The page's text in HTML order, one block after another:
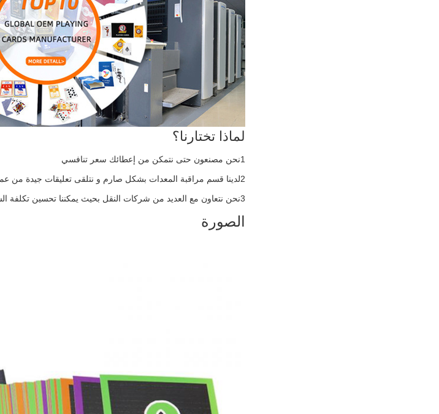
لماذا تختارنا؟
1نحن مصنعون حتى نتمكن من إعطائك سعر تنافسي
2لدينا قسم مراقبة المعدات بشكل صارم و نتلقى تعليقات جيدة من عملائنا
3نحن نتعاون مع العديد من شركات النقل بحيث يمكننا تحسين تكلفة الشحن أكثر تنافسية لك.
الصورة